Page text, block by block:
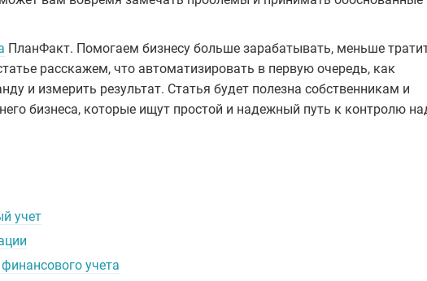
ПланФакт. Помогаем бизнесу больше зарабатывать, меньше
расскажем, что автоматизировать в первую очередь, как
и измерить результат. Статья будет полезна собственникам и
бизнеса, которые ищут простой и надежный путь к контролю
учет
учета